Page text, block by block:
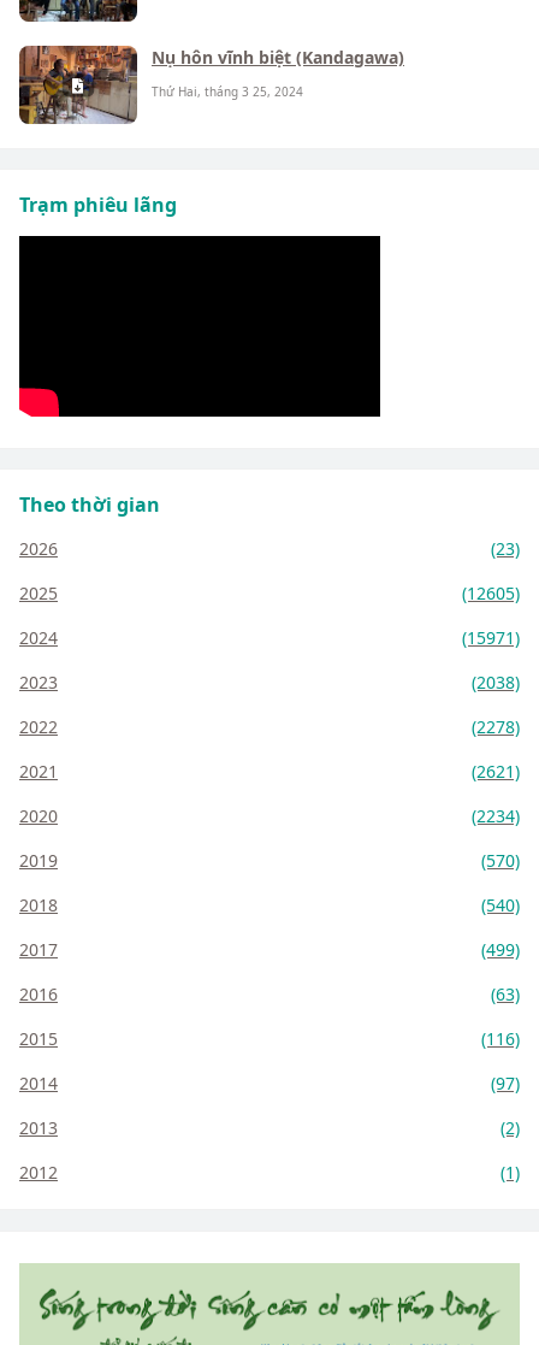
Nụ hôn vĩnh biệt (Kandagawa)
Thứ Hai, tháng 3 25, 2024
Trạm phiêu lãng
Theo thời gian
2026
(23)
2025
(12605)
2024
(15971)
2023
(2038)
2022
(2278)
2021
(2621)
2020
(2234)
2019
(570)
2018
(540)
2017
(499)
2016
(63)
2015
(116)
2014
(97)
2013
(2)
2012
(1)